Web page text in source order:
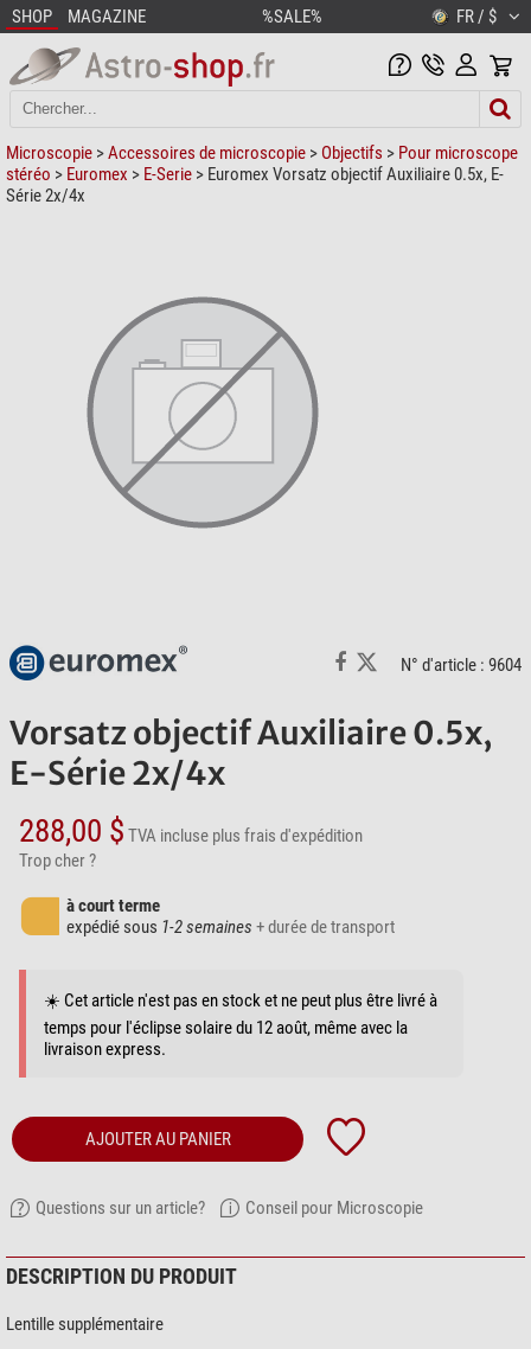
SHOP MAGAZINE %SALE% FR / $
Microscopie >Accessoires de microscopie > Objectifs > Pour microscope
stéréo > Euromex > E-Serie > Euromex Vorsatz objectif Auxiliaire 0.5x, E-
Série 2x/4x
N° d'article : 9604
Vorsatz objectif Auxiliaire 0.5x,
E-Série 2x/4x
288,00 $ TVA incluse plus frais d'expédition
Trop cher ?
à court terme
expédié sous 1-2 semaines + durée de transport
☀️ Cet article n'est pas en stock et ne peut plus être livré à
temps pour l'éclipse solaire du 12 août, même avec la
livraison express.
AJOUTER AU PANIER
Questions sur un article? Conseil pour Microscopie
DESCRIPTION DU PRODUIT
Lentille supplémentaire